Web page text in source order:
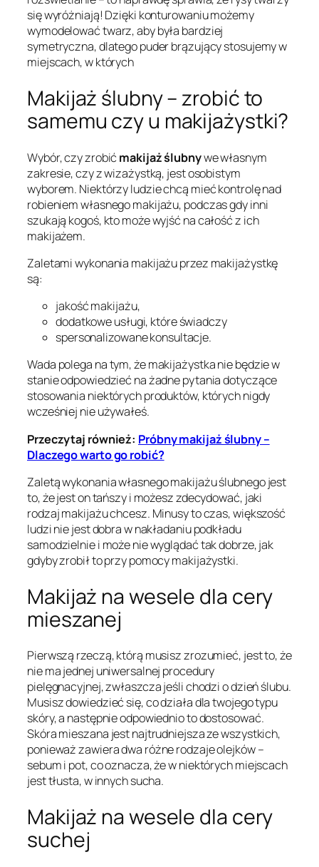
się wyróżniają! Dzięki konturowaniu możemy
wymodelować twarz, aby była bardziej
symetryczna, dlatego puder brązujący stosujemy w
miejscach, w których
Makijaż ślubny – zrobić to
samemu czy u makijażystki?
Wybór, czy zrobić makijaż ślubnywe własnym
zakresie, czy z wizażystką, jest osobistym
wyborem. Niektórzy ludzie chcą mieć kontrolę nad
robieniem własnego makijażu, podczas gdy inni
szukają kogoś, kto może wyjść na całość z ich
makijażem.
Zaletami wykonania makijażu przez makijażystkę
są:
jakość makijażu,
dodatkowe usługi, które świadczy
spersonalizowane konsultacje.
Wada polega na tym, że makijażystka nie będzie w
stanie odpowiedzieć na żadne pytania dotyczące
stosowania niektórych produktów, których nigdy
wcześniej nie używałeś.
Przeczytaj również: Próbny makijaż ślubny –
Dlaczego warto go robić?
Zaletą wykonania własnego makijażu ślubnego jest
to, że jest on tańszy i możesz zdecydować, jaki
rodzaj makijażu chcesz. Minusy to czas, większość
ludzi nie jest dobra w nakładaniu podkładu
samodzielnie i może nie wyglądać tak dobrze, jak
gdyby zrobił to przy pomocy makijażystki.
Makijaż na wesele dla cery
mieszanej
Pierwszą rzeczą, którą musisz zrozumieć, jest to, że
nie ma jednej uniwersalnej procedury
pielęgnacyjnej, zwłaszcza jeśli chodzi o dzień ślubu.
Musisz dowiedzieć się, co działa dla twojego typu
skóry, a następnie odpowiednio to dostosować.
Skóra mieszana jest najtrudniejsza ze wszystkich,
ponieważ zawiera dwa różne rodzaje olejków –
sebum i pot, co oznacza, że w niektórych miejscach
jest tłusta, w innych sucha.
Makijaż na wesele dla cery
suchej